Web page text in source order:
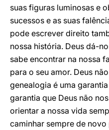
suas figuras luminosas e
sucessos e as suas
pode escrever direito
nossa história. Deus dá-
sabe encontrar na nossa
para o seu amor. Deus
genealogia é uma
garantia que Deus não
orientar a nossa vida
caminhar sempre de